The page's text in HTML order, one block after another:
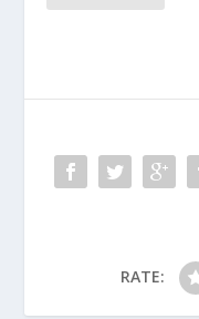
RATE: